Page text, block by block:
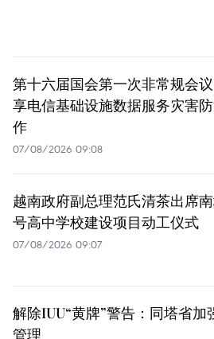
第十六届国会第一次非常规会
享电信基础设施数据服务灾害
作
07/08/2026 09:08
越南政府副总理范氏清茶出席
号高中学校建设项目动工仪式
07/08/2026 09:07
解除IUU“黄牌”警告：同塔省加
管理